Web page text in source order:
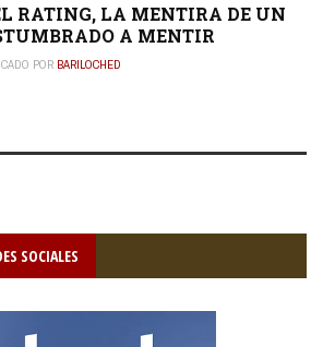
RATING, LA MENTIRA DE UN
A MENTIR
POR BARILOCHED
SOCIALES